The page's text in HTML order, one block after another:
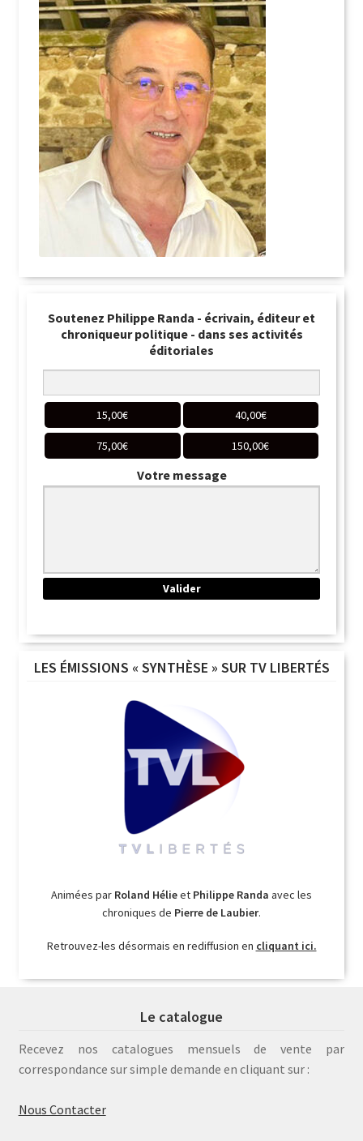
Soutenez Philippe Randa - écrivain, éditeur et
chroniqueur politique - dans ses activités
éditoriales
15,00€ 40,00€
75,00€ 150,00€
Votre message
LES ÉMISSIONS « SYNTHÈSE » SUR TV LIBERTÉS
Animées par Roland Hélieet Philippe Randa avec les
chroniques de Pierre de Laubier.
Retrouvez-les désormais en rediffusion en cliquant ici.
Le catalogue
Recevez nos catalogues mensuels de vente par
correspondance sur simple demande en cliquant sur :
Nous Contacter